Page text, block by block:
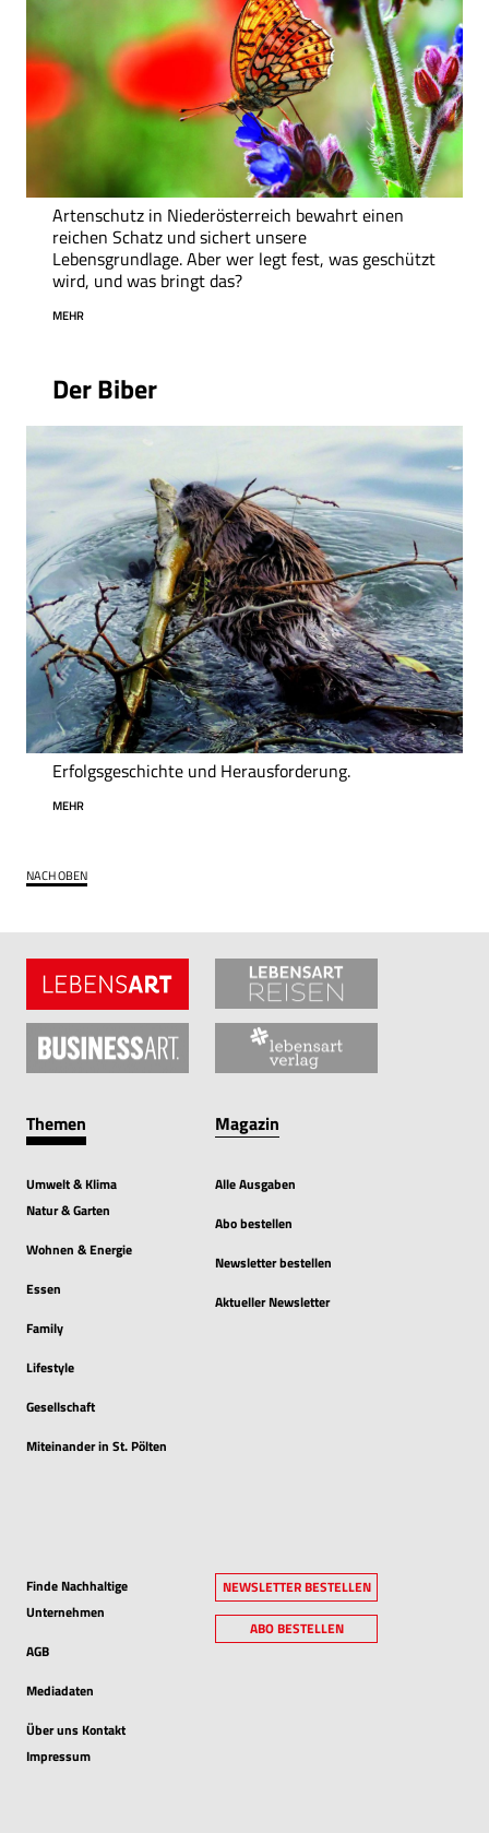
Artenschutz in Niederösterreich bewahrt einen
reichen Schatz und sichert unsere
Lebensgrundlage. Aber wer legt fest, was geschützt
wird, und was bringt das?
MEHR
Der Biber
Erfolgsgeschichte und Herausforderung.
MEHR
NACH OBEN
Themen
Umwelt & Klima
Natur & Garten
Wohnen & Energie
Essen
Family
Lifestyle
Gesellschaft
Miteinander in St. Pölten
Magazin
Alle Ausgaben
Abo bestellen
Newsletter bestellen
Aktueller Newsletter
Finde Nachhaltige
Unternehmen
AGB
Mediadaten
Über uns Kontakt
Impressum
NEWSLETTER BESTELLEN
ABO BESTELLEN